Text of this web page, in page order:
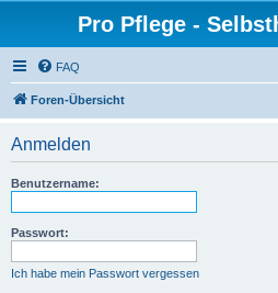
Pro Pflege -
FAQ
Foren-Übersicht
Anmelden
Benutzername:
Passwort:
Ich habe mein Passwort vergessen